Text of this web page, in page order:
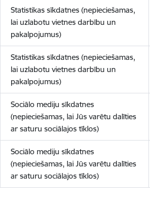
Statistikas sīkdatnes (nepieciešamas,
lai uzlabotu vietnes darbību un
pakalpojumus)
Statistikas sīkdatnes (nepieciešamas,
lai uzlabotu vietnes darbību un
pakalpojumus)
Sociālo mediju sīkdatnes
(nepieciešamas, lai Jūs varētu dalīties
ar saturu sociālajos tīklos)
Sociālo mediju sīkdatnes
(nepieciešamas, lai Jūs varētu dalīties
ar saturu sociālajos tīklos)